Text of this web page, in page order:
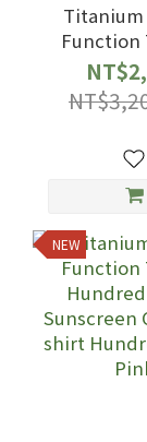
Titanium
Function
Hundred
T shirt
NEW